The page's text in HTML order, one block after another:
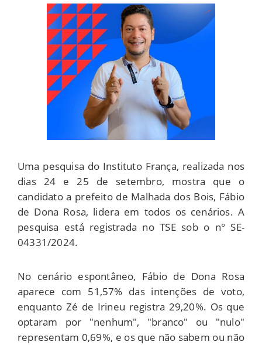
Uma pesquisa do Instituto França, realizada nos
dias 24 e 25 de setembro, mostra que o
candidato a prefeito de Malhada dos Bois, Fábio
de Dona Rosa, lidera em todos os cenários. A
pesquisa está registrada no TSE sob o n° SE-
04331/2024.
No cenário espontâneo, Fábio de Dona Rosa
aparece com 51,57% das intenções de voto,
enquanto Zé de Irineu registra 29,20%. Os que
optaram por "nenhum", "branco" ou "nulo"
representam 0,69%, e os que não sabem ou não